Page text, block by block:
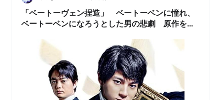
トーヴェンが生きていた頃のヨーロッパへと お話が切り
替わっていく展開…
「ベートーヴェン捏造」 ベートーベンに憧れ、
ベートーベンになろうとした男の悲劇 原作を読